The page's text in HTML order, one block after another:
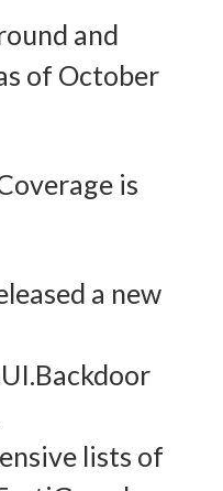
and
of October
is
a new
lists of